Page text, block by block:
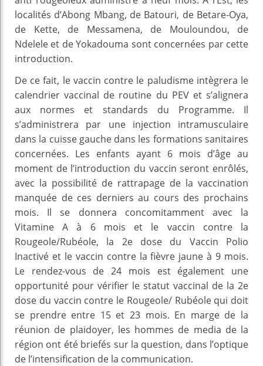
localités d’Abong Mbang, de Batouri, de Betare-Oya,
de Kette, de Messamena, de Mouloundou, de
Ndelele et de Yokadouma sont concernées par cette
introduction.
De ce fait, le vaccin contre le paludisme intègrera le
calendrier vaccinal de routine du PEV et s’alignera
aux normes et standards du Programme. Il
s’administrera par une injection intramusculaire
dans la cuisse gauche dans les formations sanitaires
concernées. Les enfants ayant 6 mois d’âge au
moment de l’introduction du vaccin seront enrôlés,
avec la possibilité de rattrapage de la vaccination
manquée de ces derniers au cours des prochains
mois. Il se donnera concomitamment avec la
Vitamine A à 6 mois et le vaccin contre la
Rougeole/Rubéole, la 2e dose du Vaccin Polio
Inactivé et le vaccin contre la fièvre jaune à 9 mois.
Le rendez-vous de 24 mois est également une
opportunité pour vérifier le statut vaccinal de la 2e
dose du vaccin contre le Rougeole/ Rubéole qui doit
se prendre entre 15 et 23 mois. En marge de la
réunion de plaidoyer, les hommes de media de la
région ont été briefés sur la question, dans l’optique
de l’intensification de la communication.